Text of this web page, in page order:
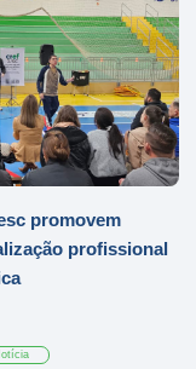
promovem
profissional